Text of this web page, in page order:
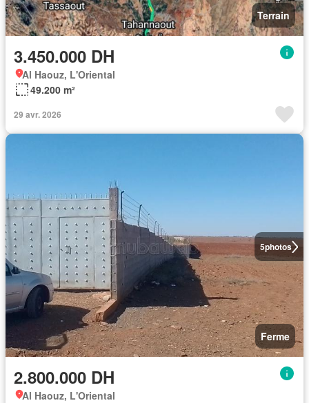
Terrain
3.450.000 DH
Al Haouz, L'Oriental
49.200 m²
29 avr. 2026
5photos
Ferme
2.800.000 DH
Al Haouz, L'Oriental